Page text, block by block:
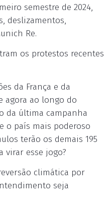
semestre de 2024,
deslizamentos,
Re.
os protestos recentes
da França e da
agora ao longo do
da última campanha
o país mais poderoso
terão os demais 195
virar esse jogo?
climática por
seja